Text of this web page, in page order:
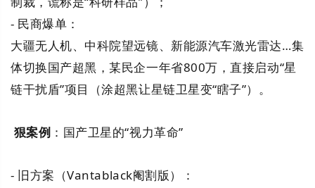
- 民商爆单：
大疆无人机、中科院望远镜、新能源汽车激光雷达…集
体切换国产超黑，某民企一年省800万，直接启动“星
链干扰盾”项目（涂超黑让星链卫星变“瞎子”）。
狠案例 ：国产卫星的“视力革命”
- 旧方案（Vantablack阉割版）：